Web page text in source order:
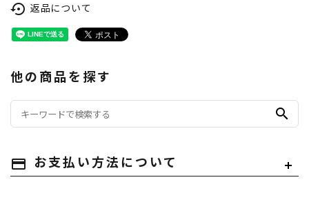
settings_backup_restore 返品について
他の商品を探す
search
payment お支払い方法について